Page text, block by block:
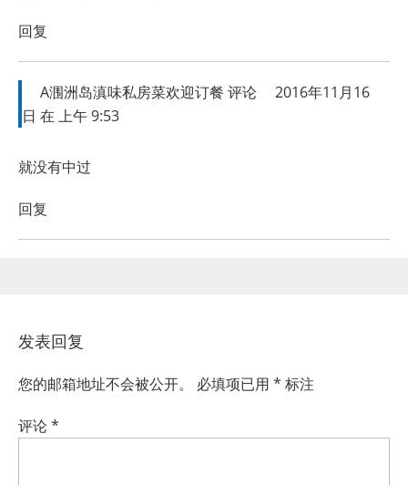
回复
A涠洲岛滇味私房菜欢迎订餐 评论
2016年11月16
日 在 上午 9:53
就没有中过
回复
发表回复
您的邮箱地址不会被公开。 必填项已用 * 标注
评论*